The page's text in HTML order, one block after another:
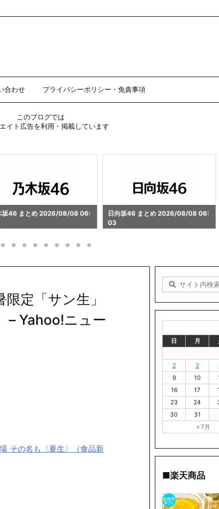
合わせ プライバシーポリシー・免責事項
このブログでは
イト広告を利用・掲載しています
坂46 まとめ 2026/08/08 06:
ビール まとめ 2026/08/08 06:03
定「サン生」
– Yahoo!ニュー
その名も〈夏生〉（食品新
日
月
2
3
9
10
16
17
23
24
30
31
« 7月
■楽天商品